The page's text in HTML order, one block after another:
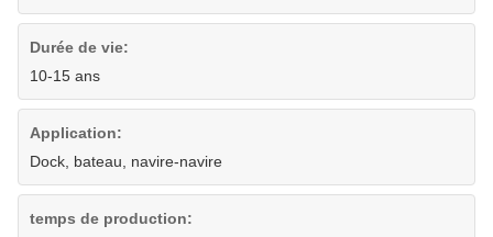
Durée de vie:
10-15 ans
Application:
Dock, bateau, navire-navire
temps de production: